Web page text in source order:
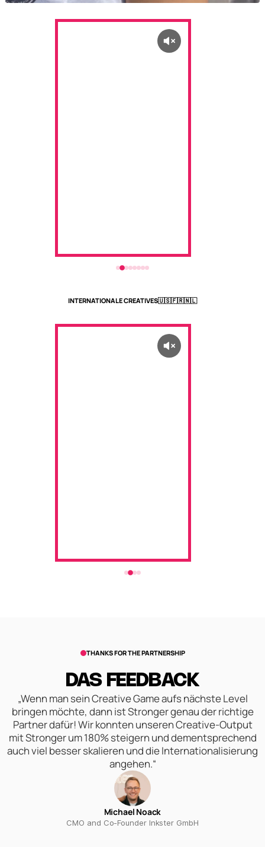
INTERNATIONALE CREATIVES🇺🇸🇫🇷🇳🇱
THANKS FOR THE PARTNERSHIP
DAS FEEDBACK
„Wenn man sein Creative Game aufs nächste Level
bringen möchte, dann ist Stronger genau der richtige
Partner dafür! Wir konnten unseren Creative-Output
mit Stronger um 180% steigern und dementsprechend
auch viel besser skalieren und die Internationalisierung
angehen.“
Michael Noack
CMO and Co-Founder Inkster GmbH